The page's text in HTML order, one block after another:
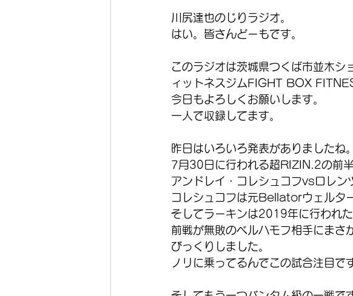
川尻達也のじりラジオ。
はい。皆さんどーもです。
このラジオは茨城県つくば市並木シ
ィットネスジムFIGHT BOX
今日もよろしくお願いします。
一人で収録してます。
昨日はいろいろ発表がありましたね
7月30日に行われる超RIZIN.2の前
アンドレイ・コレシュコフvsロレン
コレシュコフは元Bellatorウェルタ
そしてラーキンは2019年に行われ
前戦が無敗のベルハモフ相手にまさ
びっくりしました。
ノリに乗ってるんでこの試合注目で